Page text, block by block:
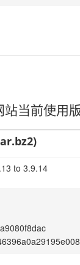
当前使用
to 3.9.14